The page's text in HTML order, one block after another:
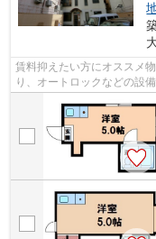
賃料抑えたい方にオススメ
り、オートロックなどの設備もあるので